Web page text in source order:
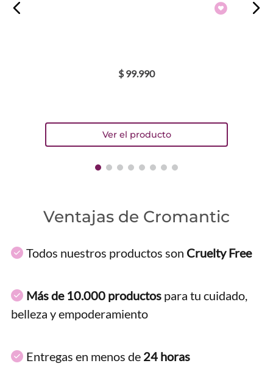
$ 99.990
Ventajas de Cromantic
Todos nuestros productos son Cruelty Free
Más de 10.000 productos para tu cuidado,
belleza y empoderamiento
Entregas en menos de 24 horas